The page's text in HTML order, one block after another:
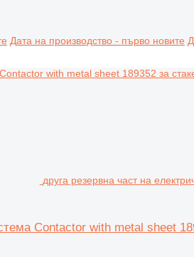
Дата на производство - първо новите
друга резервна част на
Contactor with metal sheet